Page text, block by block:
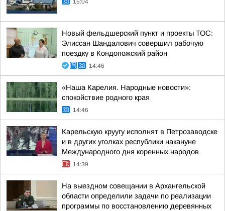
15:04
Новый фельдшерский пункт и проекты ТОС:
Элиссан Шандалович совершил рабочую
поездку в Кондопожский район
14:46
«Наша Карелия. Народные новости»:
спокойствие родного края
14:46
Карельскую круугу исполнят в Петрозаводске
и в других уголках республики накануне
Международного дня коренных народов
14:39
На выездном совещании в Архангельской
области определили задачи по реализации
программы по восстановлению деревянных